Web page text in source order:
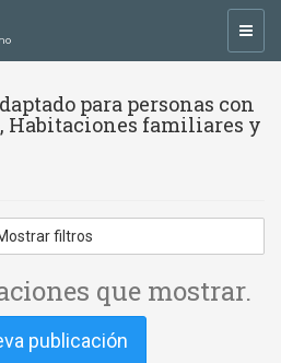
para personas con
Habitaciones familiares y
filtros
que mostrar.
publicación